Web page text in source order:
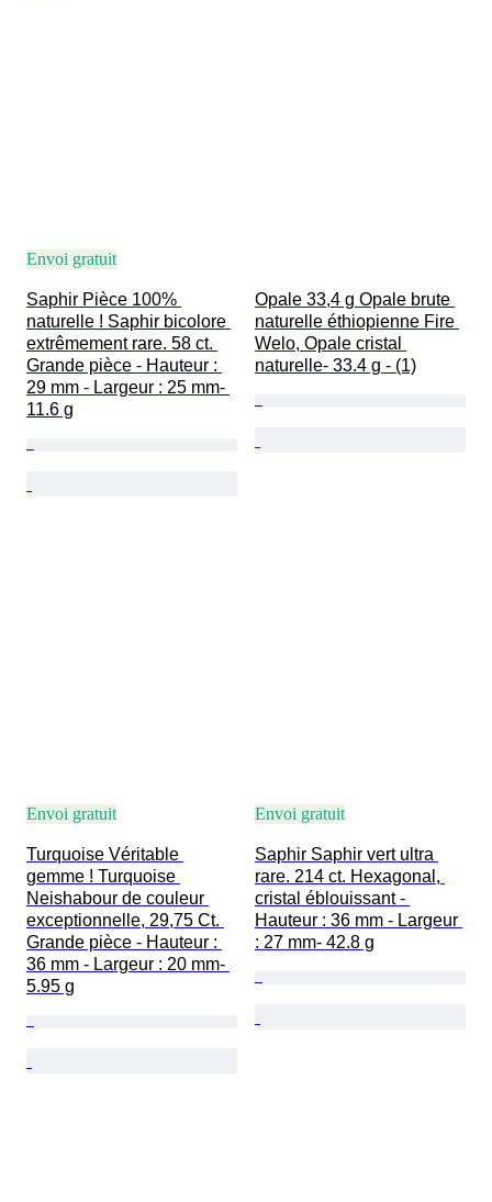
Envoi gratuit
Saphir Pièce 100%
naturelle ! Saphir bicolore
extrêmement rare. 58 ct.
Grande pièce - Hauteur :
29 mm - Largeur : 25 mm-
11.6 g
Opale 33,4 g Opale brute
naturelle éthiopienne Fire
Welo, Opale cristal
naturelle- 33.4 g - (1)
Envoi gratuit
Turquoise Véritable
gemme ! Turquoise
Neishabour de couleur
exceptionnelle, 29,75 Ct.
Grande pièce - Hauteur :
36 mm - Largeur : 20 mm-
5.95 g
Envoi gratuit
Saphir Saphir vert ultra
rare. 214 ct. Hexagonal,
cristal éblouissant -
Hauteur : 36 mm - Largeur
: 27 mm- 42.8 g